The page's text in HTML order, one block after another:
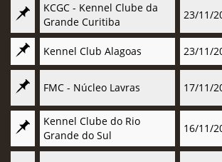
KCGC - Kennel Clube da
Grande Curitiba
23/11/
Kennel Club Alagoas 23/11/
FMC - Núcleo Lavras 17/11/
Kennel Clube do Rio
Grande do Sul
16/11/